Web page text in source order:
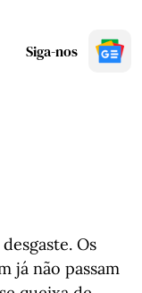
Siga-nos
Os
já não passam